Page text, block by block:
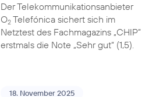
Der Telekommunikationsanbieter
O2Telefónica sichert sich im
Netztest des Fachmagazins „CHIP”
erstmals die Note „Sehr gut“ (1,5).
18. November 2025